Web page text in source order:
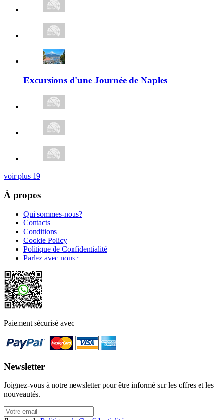
Excursions d'une Journée de Naples
voir plus 19
À propos
Qui sommes-nous?
Contacts
Conditions
Cookie Policy
Politique de Confidentialité
Parlez avec nous :
Paiement sécurisé avec
Newsletter
Joignez-vous à notre newsletter pour être informé sur les offres et les
nouveautés.